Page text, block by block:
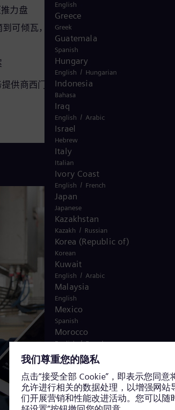
力盘
可倾瓦，自平衡推力
供商西门子能源合作，我们将通过最新的
English
Greece
Greek
Guatemala
Spanish
Hungary
English / Hungarian
Indonesia
Bahasa
Iraq
English / Arabic
Israel
Hebrew
Italy
Italian
Ivory Coast
English / French
Japan
Japanese
Kazakhstan
Kazakh / Russian
Korea (Republic of)
Korean
Kuwait
English / Arabic
Malaysia
English
Mexico
Spanish
Morocco
English/French
Netherlands
Dutch
Nicaragua
Spanish
Nigeria